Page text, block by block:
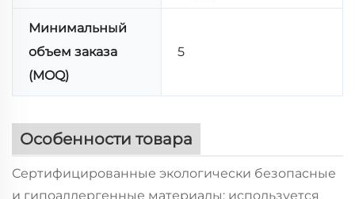
Минимальный
объем заказа
(MOQ)
5
Особенности товара
Сертифицированные экологически безопасные
и гипоаллергенные материалы: используется